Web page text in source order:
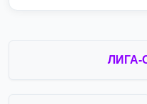
ЛИГА-